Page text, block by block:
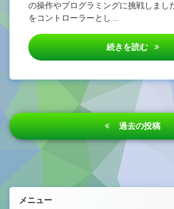
の操作やプログラミングに挑戦しまし
をコントローラーとし …
続きを読む 第４
投
稿
ビ
ゲ
過去の投稿
メニュー